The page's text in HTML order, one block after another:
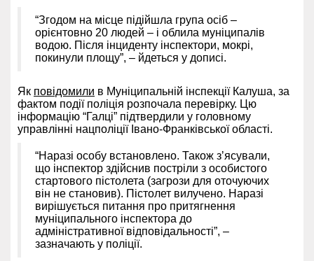
“Згодом на місце підійшла група осіб –
орієнтовно 20 людей – і облила муніципалів
водою. Після інциденту інспектори, мокрі,
покинули площу”, – йдеться у дописі.
Як повідомили в Муніципальній інспекції Калуша, за
фактом події поліція розпочала перевірку. Цю
інформацію “Галці” підтвердили у головному
управлінні нацполіції Івано-Франківської області.
“Наразі особу встановлено. Також зʼясували,
що інспектор здійснив постріли з особистого
стартового пістолета (загрози для оточуючих
він не становив). Пістолет вилучено. Наразі
вирішується питання про притягнення
муніципального інспектора до
адміністративної відповідальності”, –
зазначають у поліції.